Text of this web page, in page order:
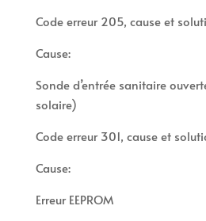
Code erreur 205, cause et
Cause:
Sonde d’entrée sanitaire
solaire)
Code erreur 301, cause et
Cause:
Erreur EEPROM